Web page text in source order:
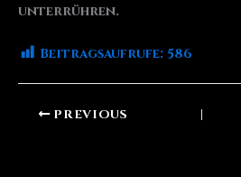
unterrühren.
Beitragsaufrufe: 586
PREVIOUS